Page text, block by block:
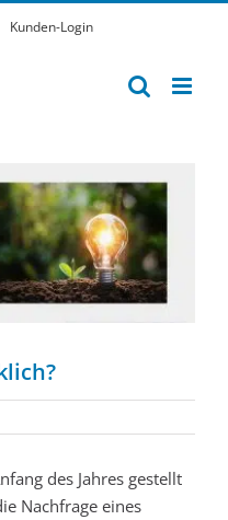
Kunden-Login
des Jahres gestellt
Nachfrage eines